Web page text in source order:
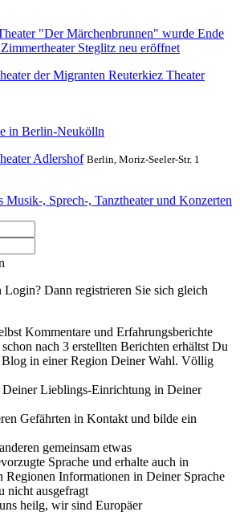
"Der Märchenbrunnen" wurde Ende
Steglitz neu eröffnet
der Migranten Reuterkiez Theater
in Berlin-Neukölln
Adlershof Berlin, Moriz-Seeler-Str. 1
Musik-, Sprech-, Tanztheater und Konzerten
Login? Dann registrieren Sie sich gleich
Kommentare und Erfahrungsberichte
nach 3 erstellten Berichten erhältst Du
Blog in einer Region Deiner Wahl. Völlig
Deiner Lieblings-Einrichtung in Deiner
Gefährten in Kontakt und bilde ein
gemeinsam etwas
Sprache und erhalte auch in
Regionen Informationen in Deiner Sprache
nicht ausgefragt
heilg, wir sind Europäer